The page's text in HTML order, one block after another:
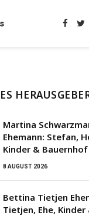
Martina
Ehemann: Stefan,
Kinder & Bauernhof
8 AUGUST 2026
Bettina Tietjen
Tietjen, Ehe,